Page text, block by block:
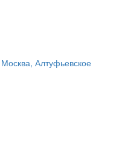
Москва, Алтуфьевское